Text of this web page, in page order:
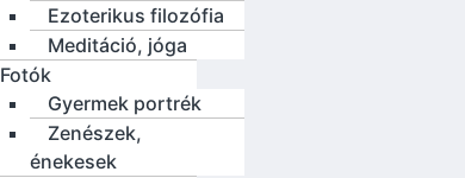
Ezoterikus filozófia
Meditáció, jóga
Fotók
Gyermek portrék
Zenészek,
énekesek